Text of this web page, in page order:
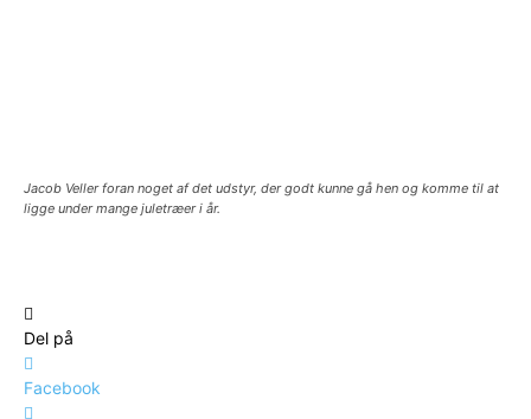
Jacob Veller foran noget af det udstyr, der godt kunne gå hen og komme til at
ligge under mange juletræer i år.
Del på
Facebook